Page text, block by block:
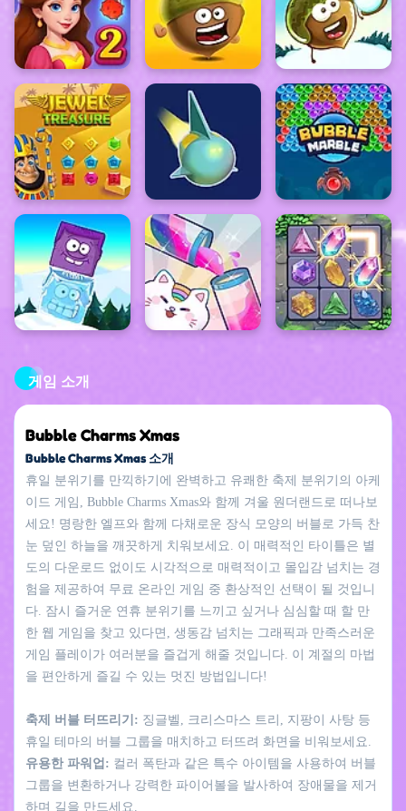
게임 소개
Bubble Charms Xmas
Bubble Charms Xmas 소개
휴일 분위기를 만끽하기에 완벽하고 유쾌한 축제 분위기의 아케
이드 게임, Bubble Charms Xmas와 함께 겨울 원더랜드로 떠나보
세요! 명랑한 엘프와 함께 다채로운 장식 모양의 버블로 가득 찬
눈 덮인 하늘을 깨끗하게 치워보세요. 이 매력적인 타이틀은 별
도의 다운로드 없이도 시각적으로 매력적이고 몰입감 넘치는 경
험을 제공하여 무료 온라인 게임 중 환상적인 선택이 될 것입니
다. 잠시 즐거운 연휴 분위기를 느끼고 싶거나 심심할 때 할 만
한 웹 게임을 찾고 있다면, 생동감 넘치는 그래픽과 만족스러운
게임 플레이가 여러분을 즐겁게 해줄 것입니다. 이 계절의 마법
을 편안하게 즐길 수 있는 멋진 방법입니다!
축제 버블 터뜨리기: 징글벨, 크리스마스 트리, 지팡이 사탕 등
휴일 테마의 버블 그룹을 매치하고 터뜨려 화면을 비워보세요.
유용한 파워업: 컬러 폭탄과 같은 특수 아이템을 사용하여 버블
그룹을 변환하거나 강력한 파이어볼을 발사하여 장애물을 제거
하며 길을 만드세요.